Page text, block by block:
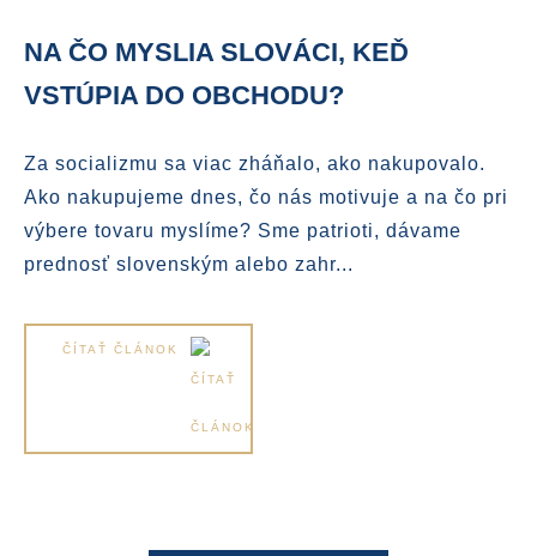
NA ČO MYSLIA SLOVÁCI, KEĎ
VSTÚPIA DO OBCHODU?
Za socializmu sa viac zháňalo, ako nakupovalo.
Ako nakupujeme dnes, čo nás motivuje a na čo pri
výbere tovaru myslíme? Sme patrioti, dávame
prednosť slovenským alebo zahr...
ČÍTAŤ ČLÁNOK